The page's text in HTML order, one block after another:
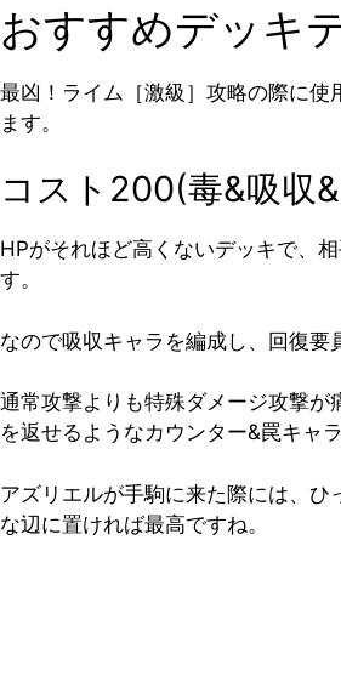
おすすめデッキ
最凶！ライム［激級］攻略の際に使
ます。
コスト200(毒&吸収
HPがそれほど高くないデッキで、
す。
なので吸収キャラを編成し、回復要
通常攻撃よりも特殊ダメージ攻撃が
を返せるようなカウンター&罠キャ
アズリエルが手駒に来た際には、ひ
な辺に置ければ最高ですね。